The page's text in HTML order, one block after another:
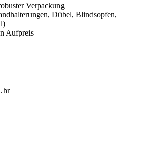
Verpackung
Dübel, Blindsopfen,
Aufpreis